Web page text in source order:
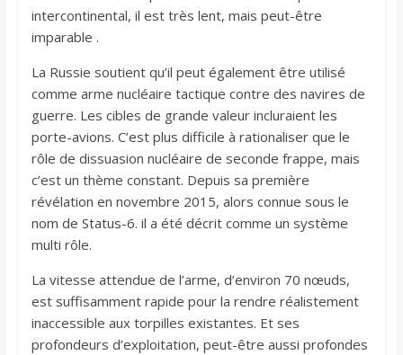
intercontinental, il est très lent, mais peut-être
imparable .
La Russie soutient qu’il peut également être utilisé
comme arme nucléaire tactique contre des navires de
guerre. Les cibles de grande valeur incluraient les
porte-avions. C’est plus difficile à rationaliser que le
rôle de dissuasion nucléaire de seconde frappe, mais
c’est un thème constant. Depuis sa première
révélation en novembre 2015, alors connue sous le
nom de Status-6. il a été décrit comme un système
multi rôle.
La vitesse attendue de l’arme, d’environ 70 nœuds,
est suffisamment rapide pour la rendre réalistement
inaccessible aux torpilles existantes. Et ses
profondeurs d’exploitation, peut-être aussi profondes